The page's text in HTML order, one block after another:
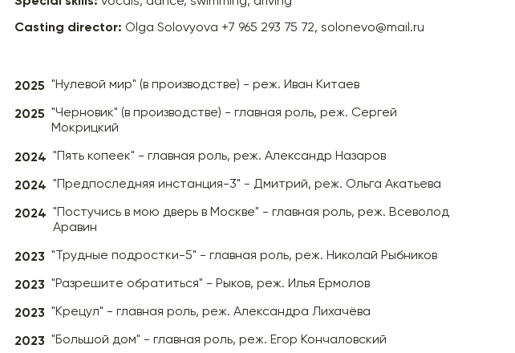
Casting director: Olga Solovyova +7 965 293 75 72, solonevo@mail.ru
2025 "Нулевой мир" (в производстве) - реж. Иван Китаев
2025 "Черновик" (в производстве) - главная роль, реж. Сергей
Мокрицкий
2024 "Пять копеек" - главная роль, реж. Александр Назаров
2024 "Предпоследняя инстанция-3" - Дмитрий, реж. Ольга Акатьева
2024 "Постучись в мою дверь в Москве" - главная роль, реж. Всеволод
Аравин
2023 "Трудные подростки-5" - главная роль, реж. Николай Рыбников
2023 "Разрешите обратиться" - Рыков, реж. Илья Ермолов
2023 "Крецул" - главная роль, реж. Александра Лихачёва
2023 "Большой дом" - главная роль, реж. Егор Кончаловский